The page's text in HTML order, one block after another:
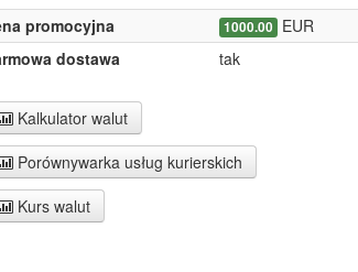
promocyjna
1000.00 EUR
dostawa
tak
Kalkulator walut
Porównywarka usług kurierskich
Kurs walut